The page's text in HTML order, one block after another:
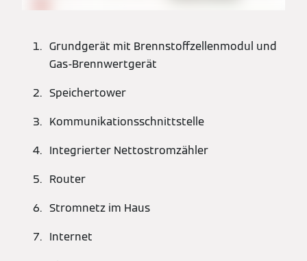
Grundgerät mit Brennstoffzellenmodul und
Gas-Brennwertgerät
Speichertower
Kommunikationsschnittstelle
Integrierter Nettostromzähler
Router
Stromnetz im Haus
Internet